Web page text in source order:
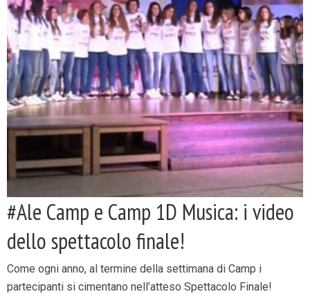
#Ale Camp e Camp 1D Musica: i video
dello spettacolo finale!
Come ogni anno, al termine della settimana di Camp i
partecipanti si cimentano nell’atteso Spettacolo Finale!